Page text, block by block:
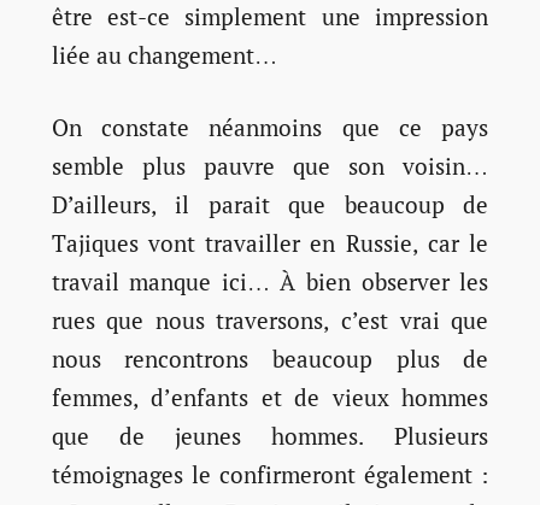
être est-ce simplement une impression
liée au changement…
On constate néanmoins que ce pays
semble plus pauvre que son voisin…
D’ailleurs, il parait que beaucoup de
Tajiques vont travailler en Russie, car le
travail manque ici… À bien observer les
rues que nous traversons, c’est vrai que
nous rencontrons beaucoup plus de
femmes, d’enfants et de vieux hommes
que de jeunes hommes. Plusieurs
témoignages le confirmeront également :